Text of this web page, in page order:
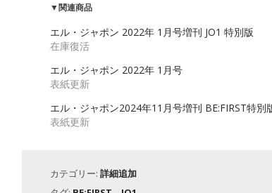
▼関連商品
エル・ジャポン 2022年 1月号増刊 JO1 特別版
在庫復活
エル・ジャポン 2022年 1月号
表紙更新
エル・ジャポン2024年11月号増刊 BE:FIRST特別
表紙更新
カテゴリー: 詳細追加